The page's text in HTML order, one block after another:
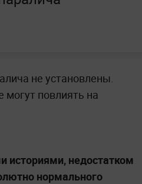
не установлены.
повлиять на
историями, недостатком
нормального